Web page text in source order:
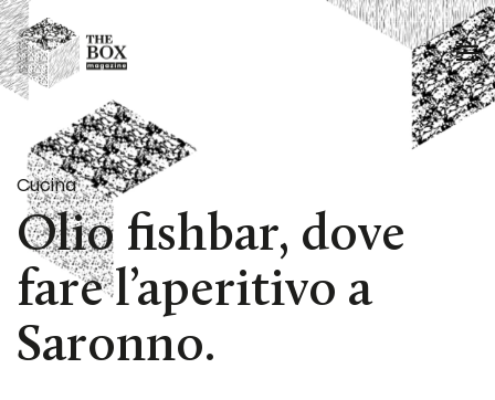
Passa al contenuto principale
Cucina
Olio fishbar, dove
fare l’aperitivo a
Saronno.